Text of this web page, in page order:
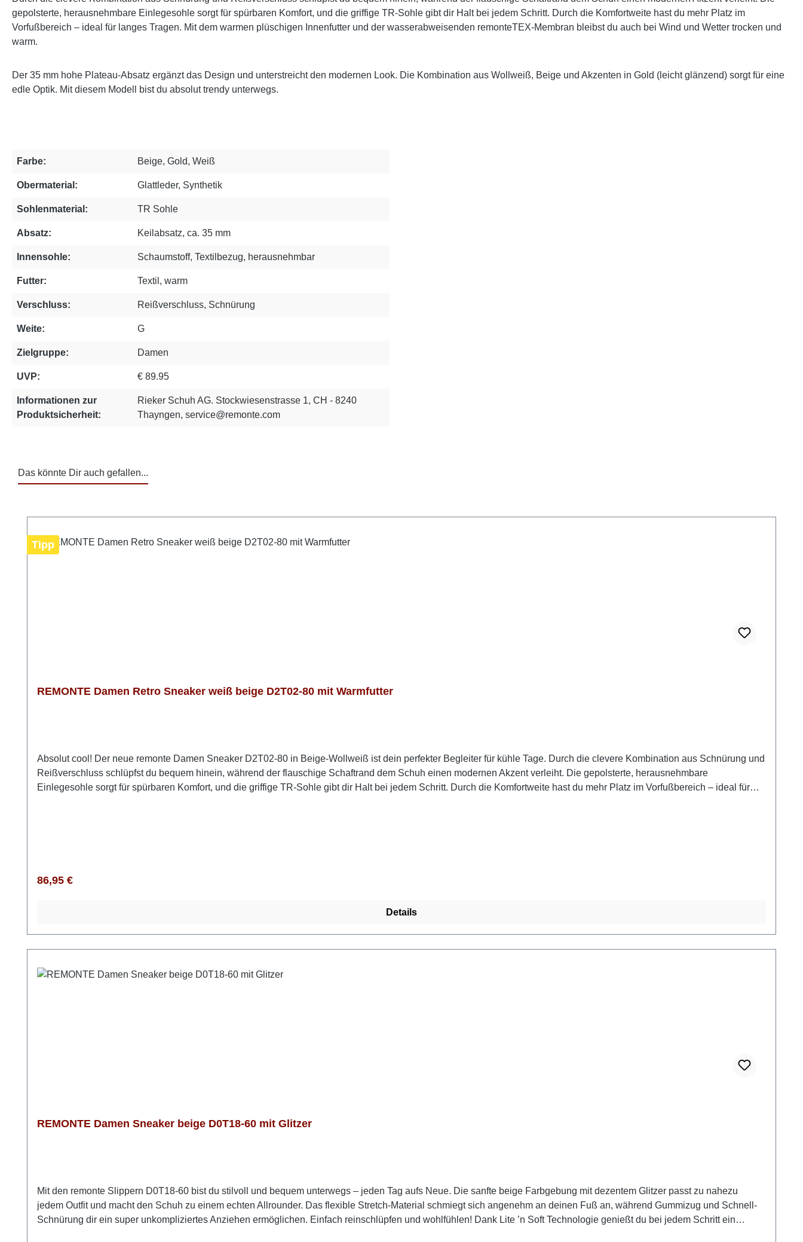
gepolsterte, herausnehmbare Einlegesohle sorgt für spürbaren Komfort, und die griffige TR-Sohle gibt dir Halt bei jedem Schritt. Durch die Komfortweite hast du mehr Platz im
Vorfußbereich – ideal für langes Tragen. Mit dem warmen plüschigen Innenfutter und der wasserabweisenden remonteTEX-Membran bleibst du auch bei Wind und Wetter trocken und
warm.
Der 35 mm hohe Plateau-Absatz ergänzt das Design und unterstreicht den modernen Look. Die Kombination aus Wollweiß, Beige und Akzenten in Gold (leicht glänzend) sorgt für eine
edle Optik. Mit diesem Modell bist du absolut trendy unterwegs.
Farbe: Beige, Gold, Weiß
Obermaterial: Glattleder, Synthetik
Sohlenmaterial: TR Sohle
Absatz: Keilabsatz, ca. 35 mm
Innensohle: Schaumstoff, Textilbezug, herausnehmbar
Futter: Textil, warm
Verschluss: Reißverschluss, Schnürung
Weite: G
Zielgruppe: Damen
UVP: € 89.95
Informationen zur
Produktsicherheit:
Rieker Schuh AG. Stockwiesenstrasse 1, CH - 8240
Thayngen, service@remonte.com
Das könnte Dir auch gefallen...
Tipp
REMONTE Damen Retro Sneaker weiß beige D2T02-80 mit Warmfutter
Absolut cool! Der neue remonte Damen Sneaker D2T02-80 in Beige-Wollweiß ist dein perfekter Begleiter für kühle Tage. Durch die clevere Kombination aus Schnürung und
Reißverschluss schlüpfst du bequem hinein, während der flauschige Schaftrand dem Schuh einen modernen Akzent verleiht. Die gepolsterte, herausnehmbare
Einlegesohle sorgt für spürbaren Komfort, und die griffige TR-Sohle gibt dir Halt bei jedem Schritt. Durch die Komfortweite hast du mehr Platz im Vorfußbereich – ideal für
Regulärer Preis:
86,95 €
Details
REMONTE Damen Sneaker beige D0T18-60 mit Glitzer
Mit den remonte Slippern D0T18-60 bist du stilvoll und bequem unterwegs – jeden Tag aufs Neue. Die sanfte beige Farbgebung mit dezentem Glitzer passt zu nahezu
jedem Outfit und macht den Schuh zu einem echten Allrounder. Das flexible Stretch-Material schmiegt sich angenehm an deinen Fuß an, während Gummizug und Schnell-
Schnürung dir ein super unkompliziertes Anziehen ermöglichen. Einfach reinschlüpfen und wohlfühlen! Dank Lite ’n Soft Technologie genießt du bei jedem Schritt ein